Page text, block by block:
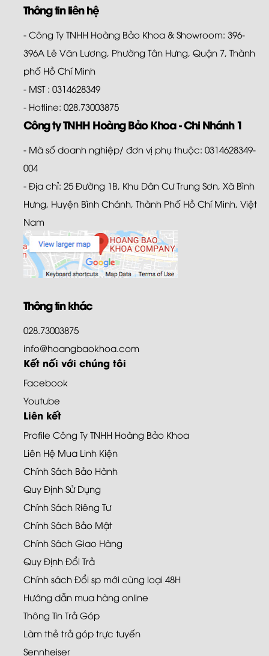
Thông tin liên hệ
- Công Ty TNHH Hoàng Bảo Khoa & Showroom: 396-
396A Lê Văn Lương, Phường Tân Hưng, Quận 7, Thành
phố Hồ Chí Minh
- MST : 0314628349
- Hotline: 028.73003875
Công ty TNHH Hoàng Bảo Khoa - Chi Nhánh 1
- Mã số doanh nghiệp/ đơn vị phụ thuộc: 0314628349-
004
- Địa chỉ: 25 Đường 1B, Khu Dân Cư Trung Sơn, Xã Bình
Hưng, Huyện Bình Chánh, Thành Phố Hồ Chí Minh, Việt
Nam
Thông tin khác
028.73003875
info@hoangbaokhoa.com
Kết nối với chúng tôi
Facebook
Youtube
Liên kết
Profile Công Ty TNHH Hoàng Bảo Khoa
Liên Hệ Mua Linh Kiện
Chính Sách Bảo Hành
Quy Định Sử Dụng
Chính Sách Riêng Tư
Chính Sách Bảo Mật
Chính Sách Giao Hàng
Quy Định Đổi Trả
Chính sách Đổi sp mới cùng loại 48H
Hướng dẫn mua hàng online
Thông Tin Trả Góp
Làm thẻ trả góp trực tuyến
Sennheiser